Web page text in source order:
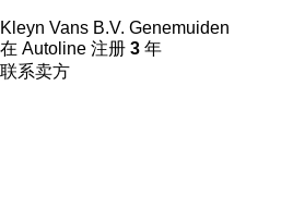
Kleyn Vans B.V. Genemuiden
在 Autoline 注册 3 年
联系卖方